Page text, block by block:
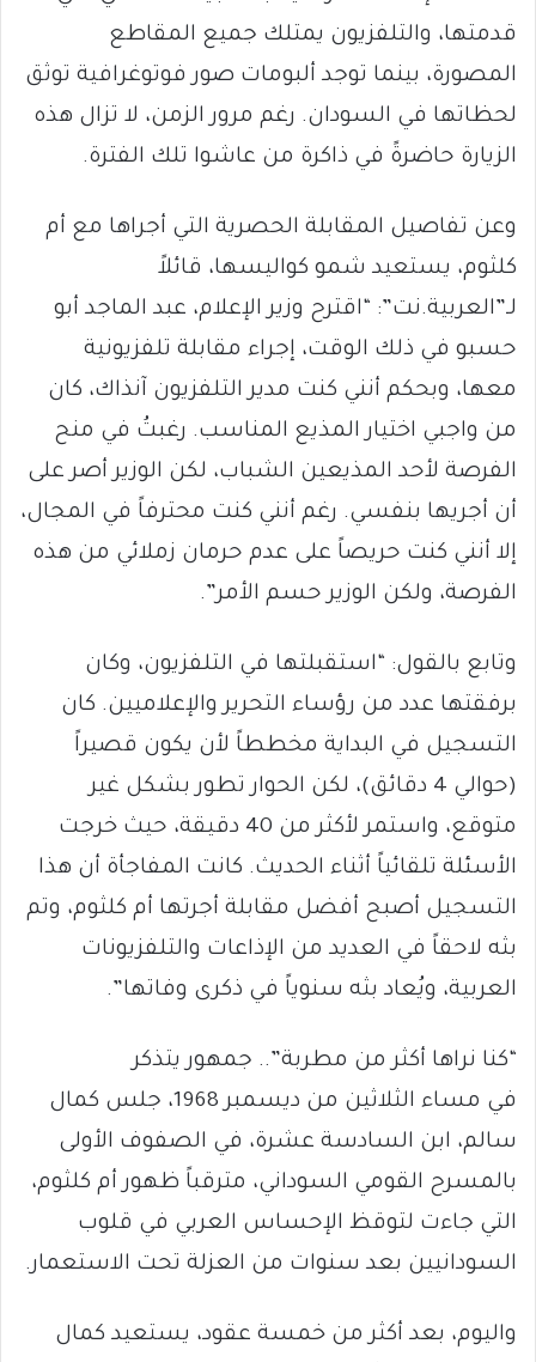
قدمتها، والتلفزيون يمتلك جميع المقاطع
المصورة، بينما توجد ألبومات صور فوتوغرافية توثق
لحظاتها في السودان. رغم مرور الزمن، لا تزال هذه
الزيارة حاضرةً في ذاكرة من عاشوا تلك الفترة.
وعن تفاصيل المقابلة الحصرية التي أجراها مع أم
كلثوم، يستعيد شمو كواليسها، قائلاً
لـ”العربية.نت”: “اقترح وزير الإعلام، عبد الماجد أبو
حسبو في ذلك الوقت، إجراء مقابلة تلفزيونية
معها، وبحكم أنني كنت مدير التلفزيون آنذاك، كان
من واجبي اختيار المذيع المناسب. رغبتُ في منح
الفرصة لأحد المذيعين الشباب، لكن الوزير أصر على
أن أجريها بنفسي. رغم أنني كنت محترفاً في المجال،
إلا أنني كنت حريصاً على عدم حرمان زملائي من هذه
الفرصة، ولكن الوزير حسم الأمر”.
وتابع بالقول: “استقبلتها في التلفزيون، وكان
برفقتها عدد من رؤساء التحرير والإعلاميين. كان
التسجيل في البداية مخططاً لأن يكون قصيراً
(حوالي 4 دقائق)، لكن الحوار تطور بشكل غير
متوقع، واستمر لأكثر من 40 دقيقة، حيث خرجت
الأسئلة تلقائياً أثناء الحديث. كانت المفاجأة أن هذا
التسجيل أصبح أفضل مقابلة أجرتها أم كلثوم، وتم
بثه لاحقاً في العديد من الإذاعات والتلفزيونات
العربية، ويُعاد بثه سنوياً في ذكرى وفاتها”.
“كنا نراها أكثر من مطربة”.. جمهور يتذكر
في مساء الثلاثين من ديسمبر 1968، جلس كمال
سالم، ابن السادسة عشرة، في الصفوف الأولى
بالمسرح القومي السوداني، مترقباً ظهور أم كلثوم،
التي جاءت لتوقظ الإحساس العربي في قلوب
السودانيين بعد سنوات من العزلة تحت الاستعمار.
واليوم، بعد أكثر من خمسة عقود، يستعيد كمال